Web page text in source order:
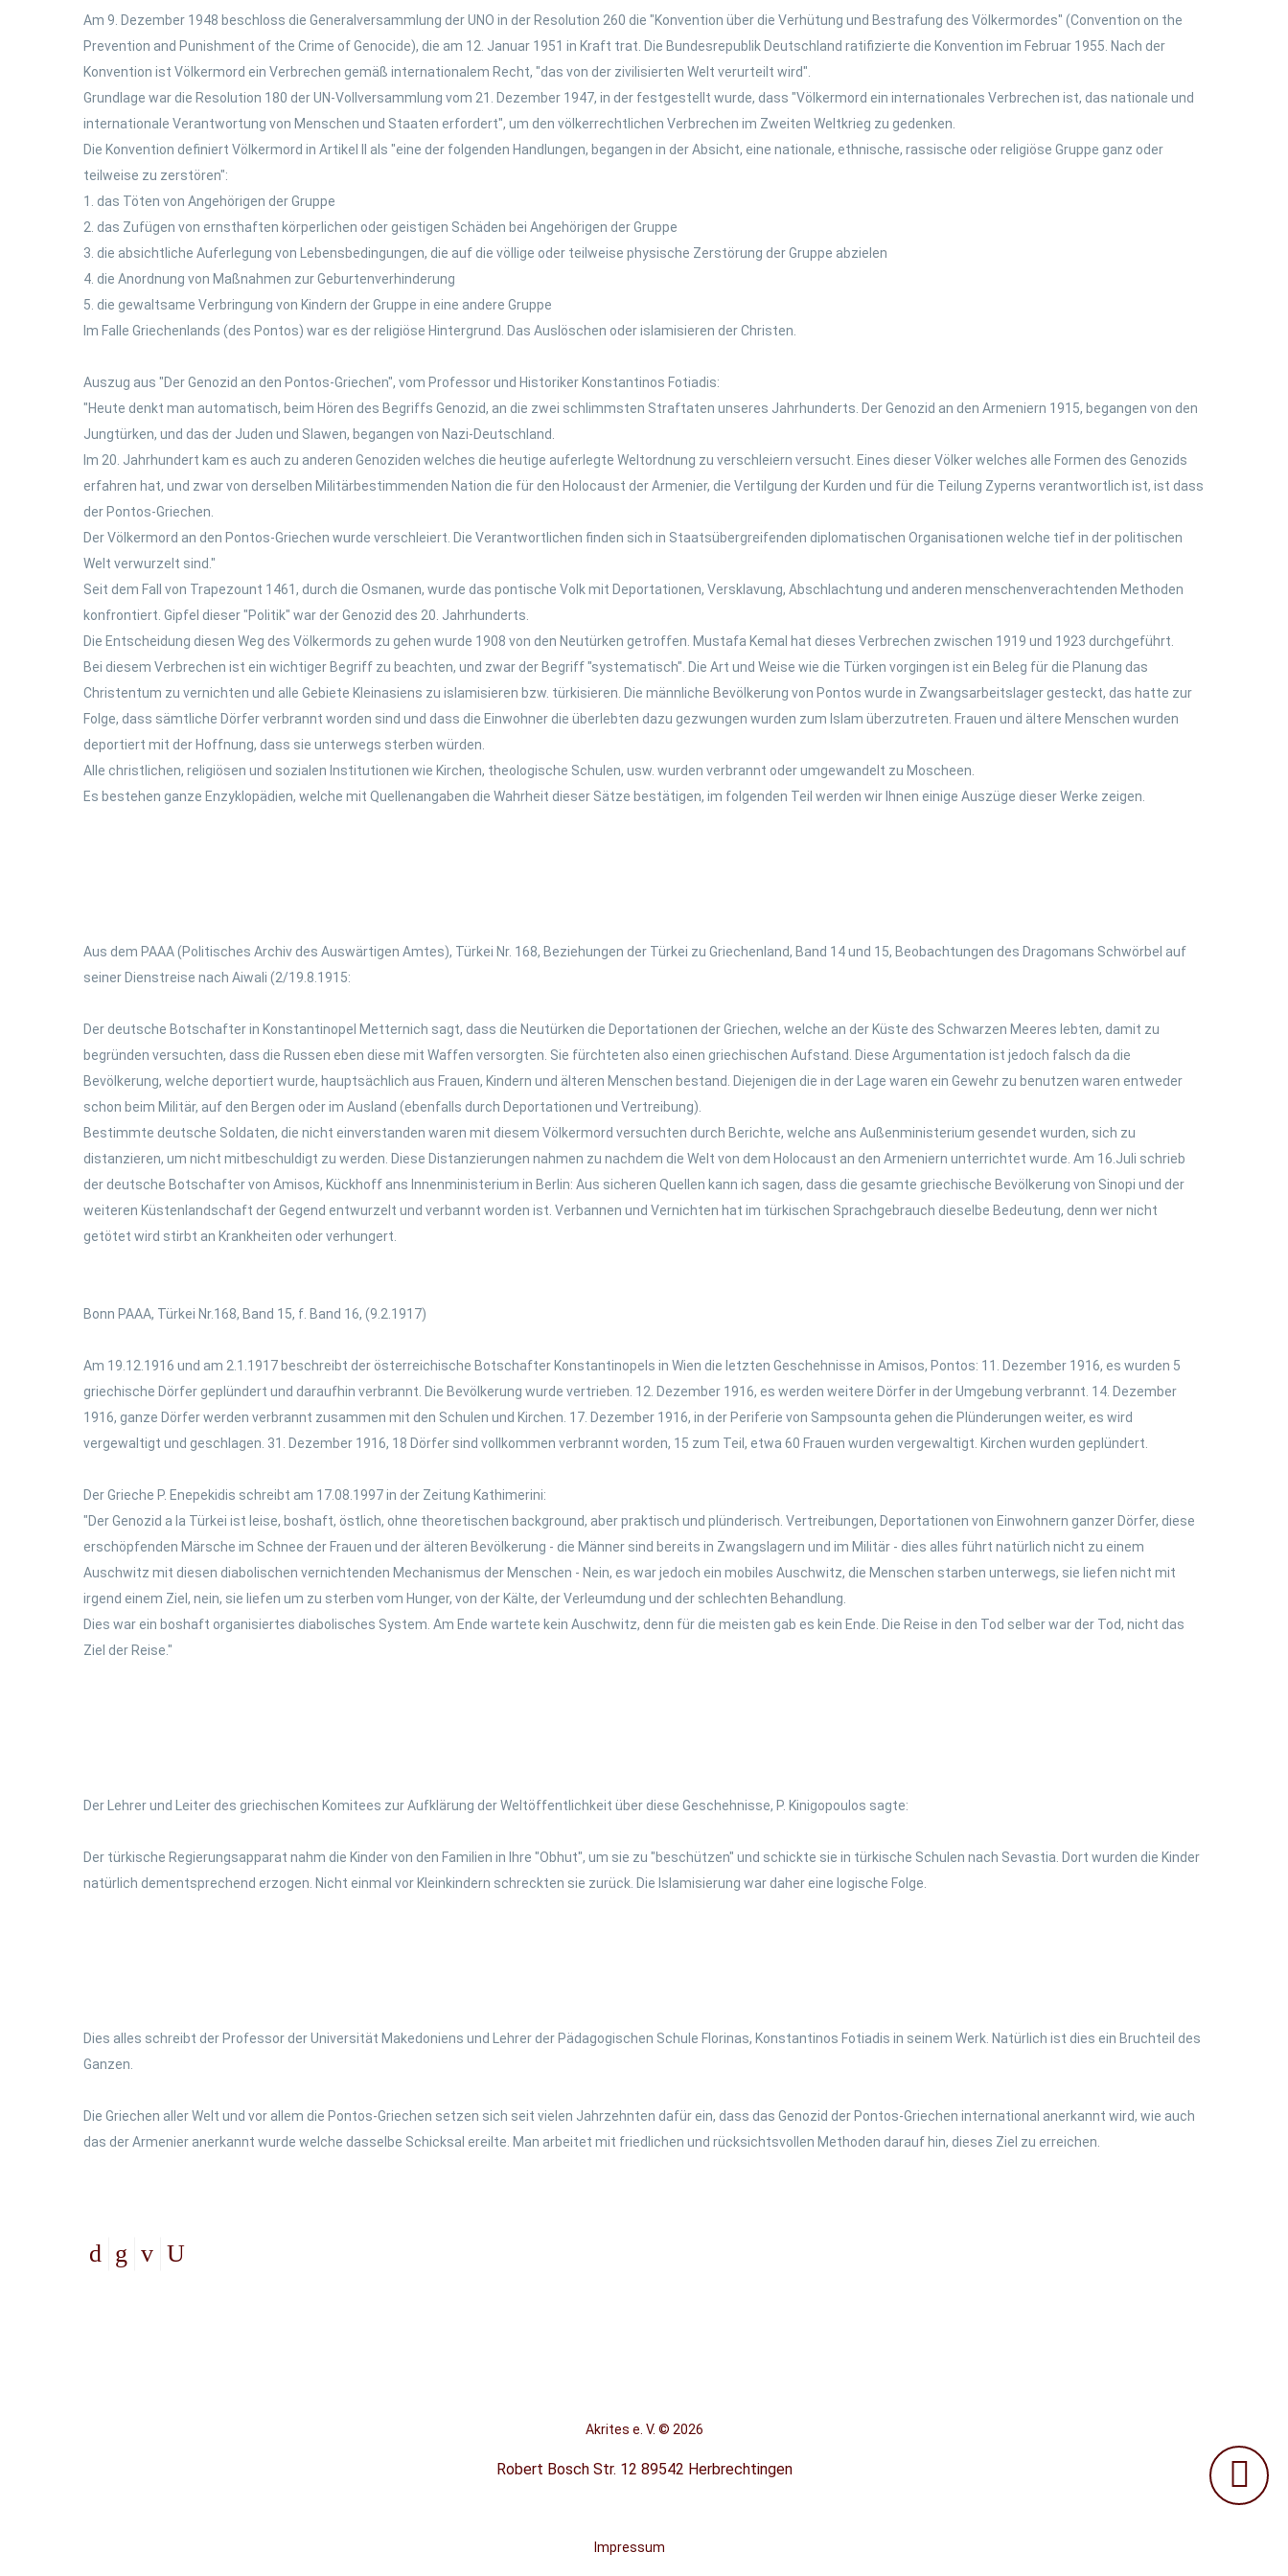
Am 9. Dezember 1948 beschloss die Generalversammlung der UNO in der Resolution 260 die "Konvention über die Verhütung und Bestrafung des Völkermordes" (Convention on the
Prevention and Punishment of the Crime of Genocide), die am 12. Januar 1951 in Kraft trat. Die Bundesrepublik Deutschland ratifizierte die Konvention im Februar 1955. Nach der
Konvention ist Völkermord ein Verbrechen gemäß internationalem Recht, "das von der zivilisierten Welt verurteilt wird".
Grundlage war die Resolution 180 der UN-Vollversammlung vom 21. Dezember 1947, in der festgestellt wurde, dass "Völkermord ein internationales Verbrechen ist, das nationale und
internationale Verantwortung von Menschen und Staaten erfordert", um den völkerrechtlichen Verbrechen im Zweiten Weltkrieg zu gedenken.
Die Konvention definiert Völkermord in Artikel II als "eine der folgenden Handlungen, begangen in der Absicht, eine nationale, ethnische, rassische oder religiöse Gruppe ganz oder
teilweise zu zerstören":
1. das Töten von Angehörigen der Gruppe
2. das Zufügen von ernsthaften körperlichen oder geistigen Schäden bei Angehörigen der Gruppe
3. die absichtliche Auferlegung von Lebensbedingungen, die auf die völlige oder teilweise physische Zerstörung der Gruppe abzielen
4. die Anordnung von Maßnahmen zur Geburtenverhinderung
5. die gewaltsame Verbringung von Kindern der Gruppe in eine andere Gruppe
Im Falle Griechenlands (des Pontos) war es der religiöse Hintergrund. Das Auslöschen oder islamisieren der Christen.
Auszug aus "Der Genozid an den Pontos-Griechen", vom Professor und Historiker Konstantinos Fotiadis:
"Heute denkt man automatisch, beim Hören des Begriffs Genozid, an die zwei schlimmsten Straftaten unseres Jahrhunderts. Der Genozid an den Armeniern 1915, begangen von den
Jungtürken, und das der Juden und Slawen, begangen von Nazi-Deutschland.
Im 20. Jahrhundert kam es auch zu anderen Genoziden welches die heutige auferlegte Weltordnung zu verschleiern versucht. Eines dieser Völker welches alle Formen des Genozids
erfahren hat, und zwar von derselben Militärbestimmenden Nation die für den Holocaust der Armenier, die Vertilgung der Kurden und für die Teilung Zyperns verantwortlich ist, ist dass
der Pontos-Griechen.
Der Völkermord an den Pontos-Griechen wurde verschleiert. Die Verantwortlichen finden sich in Staatsübergreifenden diplomatischen Organisationen welche tief in der politischen
Welt verwurzelt sind."
Seit dem Fall von Trapezount 1461, durch die Osmanen, wurde das pontische Volk mit Deportationen, Versklavung, Abschlachtung und anderen menschenverachtenden Methoden
konfrontiert. Gipfel dieser "Politik" war der Genozid des 20. Jahrhunderts.
Die Entscheidung diesen Weg des Völkermords zu gehen wurde 1908 von den Neutürken getroffen. Mustafa Kemal hat dieses Verbrechen zwischen 1919 und 1923 durchgeführt.
Bei diesem Verbrechen ist ein wichtiger Begriff zu beachten, und zwar der Begriff "systematisch". Die Art und Weise wie die Türken vorgingen ist ein Beleg für die Planung das
Christentum zu vernichten und alle Gebiete Kleinasiens zu islamisieren bzw. türkisieren. Die männliche Bevölkerung von Pontos wurde in Zwangsarbeitslager gesteckt, das hatte zur
Folge, dass sämtliche Dörfer verbrannt worden sind und dass die Einwohner die überlebten dazu gezwungen wurden zum Islam überzutreten. Frauen und ältere Menschen wurden
deportiert mit der Hoffnung, dass sie unterwegs sterben würden.
Alle christlichen, religiösen und sozialen Institutionen wie Kirchen, theologische Schulen, usw. wurden verbrannt oder umgewandelt zu Moscheen.
Es bestehen ganze Enzyklopädien, welche mit Quellenangaben die Wahrheit dieser Sätze bestätigen, im folgenden Teil werden wir Ihnen einige Auszüge dieser Werke zeigen.
Aus dem PAAA (Politisches Archiv des Auswärtigen Amtes), Türkei Nr. 168, Beziehungen der Türkei zu Griechenland, Band 14 und 15, Beobachtungen des Dragomans Schwörbel auf
seiner Dienstreise nach Aiwali (2/19.8.1915:
Der deutsche Botschafter in Konstantinopel Metternich sagt, dass die Neutürken die Deportationen der Griechen, welche an der Küste des Schwarzen Meeres lebten, damit zu
begründen versuchten, dass die Russen eben diese mit Waffen versorgten. Sie fürchteten also einen griechischen Aufstand. Diese Argumentation ist jedoch falsch da die
Bevölkerung, welche deportiert wurde, hauptsächlich aus Frauen, Kindern und älteren Menschen bestand. Diejenigen die in der Lage waren ein Gewehr zu benutzen waren entweder
schon beim Militär, auf den Bergen oder im Ausland (ebenfalls durch Deportationen und Vertreibung).
Bestimmte deutsche Soldaten, die nicht einverstanden waren mit diesem Völkermord versuchten durch Berichte, welche ans Außenministerium gesendet wurden, sich zu
distanzieren, um nicht mitbeschuldigt zu werden. Diese Distanzierungen nahmen zu nachdem die Welt von dem Holocaust an den Armeniern unterrichtet wurde. Am 16.Juli schrieb
der deutsche Botschafter von Amisos, Kückhoff ans Innenministerium in Berlin: Aus sicheren Quellen kann ich sagen, dass die gesamte griechische Bevölkerung von Sinopi und der
weiteren Küstenlandschaft der Gegend entwurzelt und verbannt worden ist. Verbannen und Vernichten hat im türkischen Sprachgebrauch dieselbe Bedeutung, denn wer nicht
getötet wird stirbt an Krankheiten oder verhungert.
Bonn PAAA, Türkei Nr.168, Band 15, f. Band 16, (9.2.1917)
Am 19.12.1916 und am 2.1.1917 beschreibt der österreichische Botschafter Konstantinopels in Wien die letzten Geschehnisse in Amisos, Pontos: 11. Dezember 1916, es wurden 5
griechische Dörfer geplündert und daraufhin verbrannt. Die Bevölkerung wurde vertrieben. 12. Dezember 1916, es werden weitere Dörfer in der Umgebung verbrannt. 14. Dezember
1916, ganze Dörfer werden verbrannt zusammen mit den Schulen und Kirchen. 17. Dezember 1916, in der Periferie von Sampsounta gehen die Plünderungen weiter, es wird
vergewaltigt und geschlagen. 31. Dezember 1916, 18 Dörfer sind vollkommen verbrannt worden, 15 zum Teil, etwa 60 Frauen wurden vergewaltigt. Kirchen wurden geplündert.
Der Grieche P. Enepekidis schreibt am 17.08.1997 in der Zeitung Kathimerini:
"Der Genozid a la Türkei ist leise, boshaft, östlich, ohne theoretischen background, aber praktisch und plünderisch. Vertreibungen, Deportationen von Einwohnern ganzer Dörfer, diese
erschöpfenden Märsche im Schnee der Frauen und der älteren Bevölkerung - die Männer sind bereits in Zwangslagern und im Militär - dies alles führt natürlich nicht zu einem
Auschwitz mit diesen diabolischen vernichtenden Mechanismus der Menschen - Nein, es war jedoch ein mobiles Auschwitz, die Menschen starben unterwegs, sie liefen nicht mit
irgend einem Ziel, nein, sie liefen um zu sterben vom Hunger, von der Kälte, der Verleumdung und der schlechten Behandlung.
Dies war ein boshaft organisiertes diabolisches System. Am Ende wartete kein Auschwitz, denn für die meisten gab es kein Ende. Die Reise in den Tod selber war der Tod, nicht das
Ziel der Reise."
Der Lehrer und Leiter des griechischen Komitees zur Aufklärung der Weltöffentlichkeit über diese Geschehnisse, P. Kinigopoulos sagte:
Der türkische Regierungsapparat nahm die Kinder von den Familien in Ihre "Obhut", um sie zu "beschützen" und schickte sie in türkische Schulen nach Sevastia. Dort wurden die Kinder
natürlich dementsprechend erzogen. Nicht einmal vor Kleinkindern schreckten sie zurück. Die Islamisierung war daher eine logische Folge.
Dies alles schreibt der Professor der Universität Makedoniens und Lehrer der Pädagogischen Schule Florinas, Konstantinos Fotiadis in seinem Werk. Natürlich ist dies ein Bruchteil des
Ganzen.
Die Griechen aller Welt und vor allem die Pontos-Griechen setzen sich seit vielen Jahrzehnten dafür ein, dass das Genozid der Pontos-Griechen international anerkannt wird, wie auch
das der Armenier anerkannt wurde welche dasselbe Schicksal ereilte. Man arbeitet mit friedlichen und rücksichtsvollen Methoden darauf hin, dieses Ziel zu erreichen.
Akrites e. V. © 2026
Robert Bosch Str. 12 89542 Herbrechtingen
Impressum